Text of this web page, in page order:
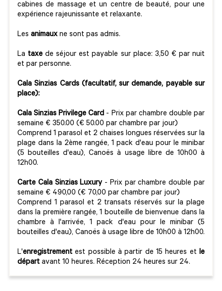
cabines de massage et un centre de beauté, pour une
expérience rajeunissante et relaxante.
Les animaux ne sont pas admis.
La taxe de séjour est payable sur place: 3,50 € par nuit
et par personne.
Cala Sinzias Cards (facultatif, sur demande, payable sur
place):
Cala Sinzias Privilege Card - Prix par chambre double par
semaine € 350.00 (€ 50.00 par chambre par jour)
Comprend 1 parasol et 2 chaises longues réservées sur la
plage dans la 2ème rangée, 1 pack d'eau pour le minibar
(5 bouteilles d'eau), Canoës à usage libre de 10h00 à
12h00.
Carte Cala Sinzias Luxury - Prix par chambre double par
semaine € 490,00 (€ 70,00 par chambre par jour)
Comprend 1 parasol et 2 transats réservés sur la plage
dans la première rangée, 1 bouteille de bienvenue dans la
chambre à l'arrivée, 1 pack d'eau pour le minibar (5
bouteilles d'eau), Canoës à usage libre de 10h00 à 12h00.
L'enregistrement est possible à partir de 15 heures et le
départ avant 10 heures. Réception 24 heures sur 24.